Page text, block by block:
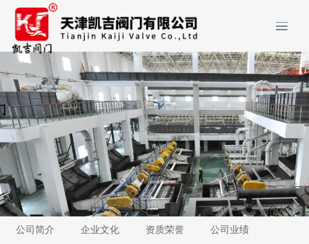
公司简介 企业文化 资质荣誉 公司业绩